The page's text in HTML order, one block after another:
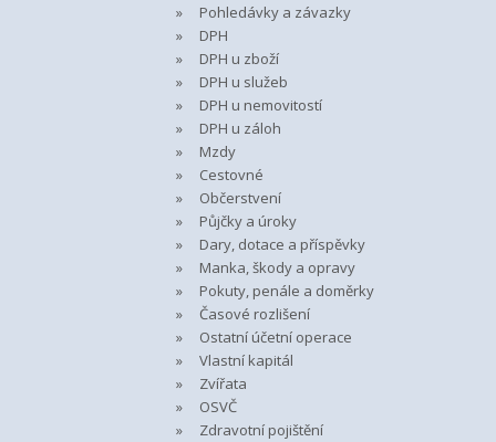
Pohledávky a závazky
DPH
DPH u zboží
DPH u služeb
DPH u nemovitostí
DPH u záloh
Mzdy
Cestovné
Občerstvení
Půjčky a úroky
Dary, dotace a příspěvky
Manka, škody a opravy
Pokuty, penále a doměrky
Časové rozlišení
Ostatní účetní operace
Vlastní kapitál
Zvířata
OSVČ
Zdravotní pojištění